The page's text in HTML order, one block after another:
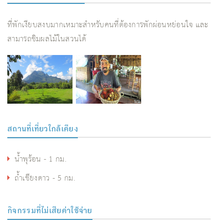
ที่พักเงียบสงบมากเหมาะสำหรับคนที่ต้องการพักผ่อนหย่อนใจ และ
สามารถชิมผลไม้ในสวนได้
สถานที่เที่ยวใกล้เคียง
น้ำพุร้อน - 1 กม.
ถ้ำเชียงดาว - 5 กม.
กิจกรรมที่ไม่เสียค่าใช้จ่าย